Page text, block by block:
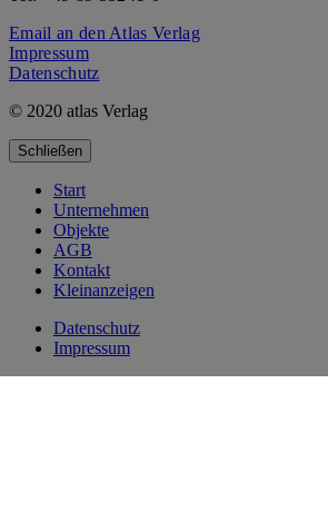
Email an den Atlas Verlag
Impressum
Datenschutz
© 2020 atlas Verlag
Schließen
Start
Unternehmen
Objekte
AGB
Kontakt
Kleinanzeigen
Datenschutz
Impressum